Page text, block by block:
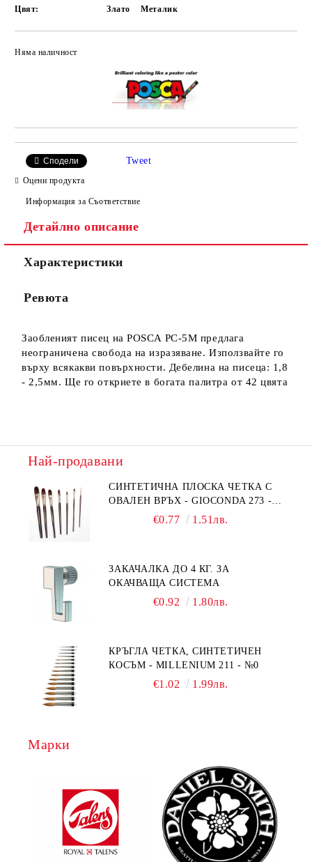
Цвят:
Злато Металик
Няма наличност
Сподели Tweet
Оцени продукта
Информация за Съответствие
Детайлно описание
Характеристики
Ревюта
Заобленият писец на POSCA PC-5M предлага
неограничена свобода на изразяване. Използвайте го
върху всякакви повърхности. Дебелина на писеца: 1,8
- 2,5мм. Ще го откриете в богата палитра от 42 цвята
Най-продавани
СИНТЕТИЧНА ПЛОСКА ЧЕТКА С
ОВАЛЕН ВРЪХ - GIOCONDA 273 -
€0.77 1.51лв.
ЗАКАЧАЛКА ДО 4 КГ. ЗА
ОКАЧВАЩА СИСТЕМА
€0.92 1.80лв.
КРЪГЛА ЧЕТКА, СИНТЕТИЧЕН
КОСЪМ - MILLENIUM 211 - №0
€1.02 1.99лв.
Марки